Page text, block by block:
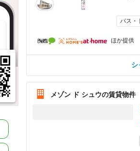
バス・
ほか提供
シ
メゾン ド シュウの賃貸物件